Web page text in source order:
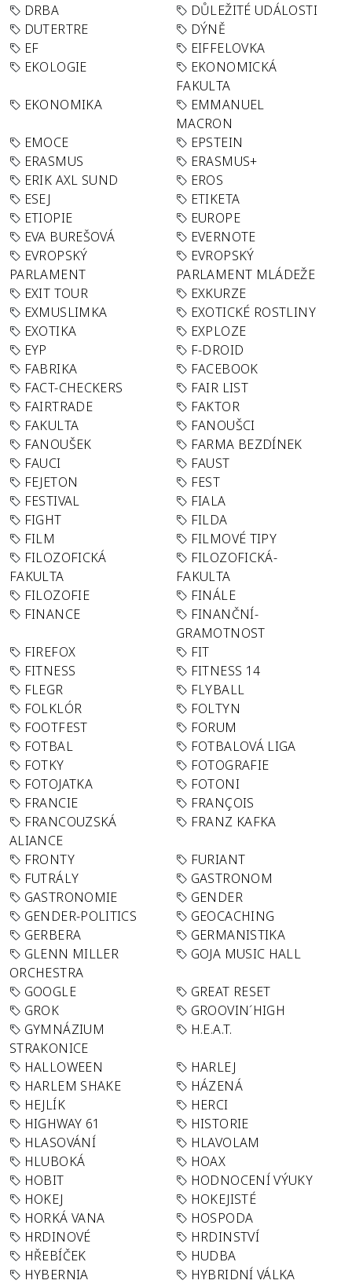
DRBA
DŮLEŽITÉ UDÁLOSTI
DUTERTRE
DÝNĚ
EF
EIFFELOVKA
EKOLOGIE
EKONOMICKÁ
FAKULTA
EKONOMIKA
EMMANUEL
MACRON
EMOCE
EPSTEIN
ERASMUS
ERASMUS+
ERIK AXL SUND
EROS
ESEJ
ETIKETA
ETIOPIE
EUROPE
EVA BUREŠOVÁ
EVERNOTE
EVROPSKÝ
PARLAMENT
EVROPSKÝ
PARLAMENT MLÁDEŽE
EXIT TOUR
EXKURZE
EXMUSLIMKA
EXOTICKÉ ROSTLINY
EXOTIKA
EXPLOZE
EYP
F-DROID
FABRIKA
FACEBOOK
FACT-CHECKERS
FAIR LIST
FAIRTRADE
FAKTOR
FAKULTA
FANOUŠCI
FANOUŠEK
FARMA BEZDÍNEK
FAUCI
FAUST
FEJETON
FEST
FESTIVAL
FIALA
FIGHT
FILDA
FILM
FILMOVÉ TIPY
FILOZOFICKÁ
FAKULTA
FILOZOFICKÁ-
FAKULTA
FILOZOFIE
FINÁLE
FINANCE
FINANČNÍ-
GRAMOTNOST
FIREFOX
FIT
FITNESS
FITNESS 14
FLEGR
FLYBALL
FOLKLÓR
FOLTYN
FOOTFEST
FORUM
FOTBAL
FOTBALOVÁ LIGA
FOTKY
FOTOGRAFIE
FOTOJATKA
FOTONI
FRANCIE
FRANÇOIS
FRANCOUZSKÁ
ALIANCE
FRANZ KAFKA
FRONTY
FURIANT
FUTRÁLY
GASTRONOM
GASTRONOMIE
GENDER
GENDER-POLITICS
GEOCACHING
GERBERA
GERMANISTIKA
GLENN MILLER
ORCHESTRA
GOJA MUSIC HALL
GOOGLE
GREAT RESET
GROK
GROOVIN´HIGH
GYMNÁZIUM
STRAKONICE
H.E.A.T.
HALLOWEEN
HARLEJ
HARLEM SHAKE
HÁZENÁ
HEJLÍK
HERCI
HIGHWAY 61
HISTORIE
HLASOVÁNÍ
HLAVOLAM
HLUBOKÁ
HOAX
HOBIT
HODNOCENÍ VÝUKY
HOKEJ
HOKEJISTÉ
HORKÁ VANA
HOSPODA
HRDINOVÉ
HRDINSTVÍ
HŘEBÍČEK
HUDBA
HYBERNIA
HYBRIDNÍ VÁLKA